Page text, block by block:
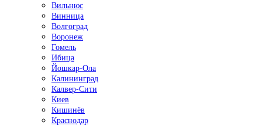
Вильнюс
Винница
Волгоград
Воронеж
Гомель
Ибица
Йошкар-Ола
Калининград
Калвер-Сити
Киев
Кишинёв
Краснодар